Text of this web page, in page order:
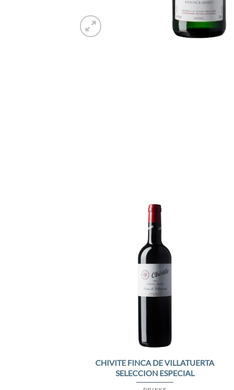
CHIVITE FINCA DE VILLATUERTA
SELECCION ESPECIAL